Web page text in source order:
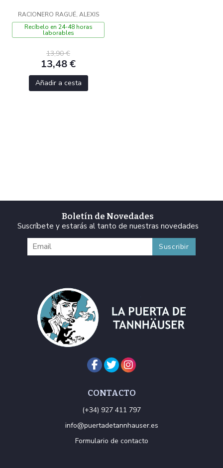
RACIONERO RAGUÉ, ALEXIS
Recíbelo en 24-48 horas
laborables
13,90 €
13,48 €
Añadir a cesta
Boletín de Novedades
Suscríbete y estarás al tanto de nuestras novedades
CONTACTO
(+34) 927 411 797
info@puertadetannhauser.es
Formulario de contacto